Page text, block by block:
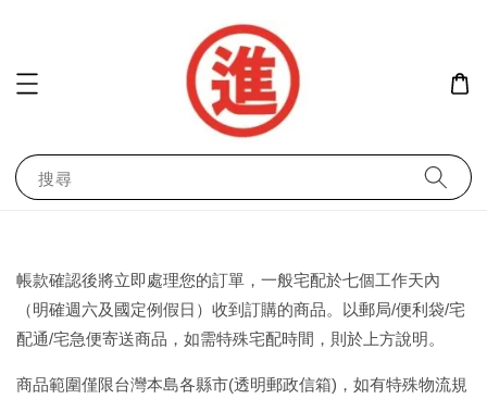
搜尋
帳款確認後將立即處理您的訂單，一般宅配於七個工作天內
（明確週六及國定例假日）收到訂購的商品。以郵局/便利袋/宅
配通/宅急便寄送商品，如需特殊宅配時間，則於上方說明。
商品範圍僅限台灣本島各縣市(透明郵政信箱)，如有特殊物流規